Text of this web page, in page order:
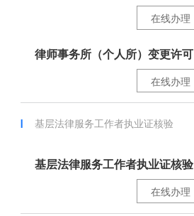
在线办理
律师事务所（个人所）变更许可
在线办理
基层法律服务工作者执业证核验
基层法律服务工作者执业证核验
在线办理